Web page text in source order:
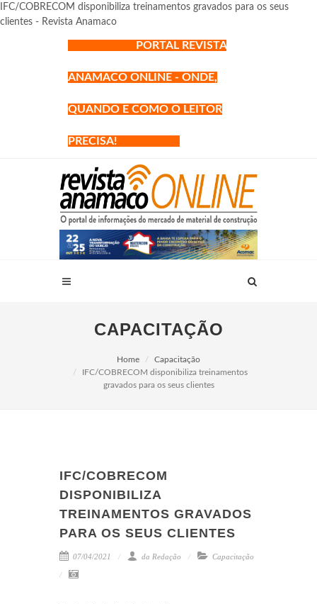
IFC/COBRECOM disponibiliza treinamentos gravados para os seus
clientes - Revista Anamaco
PORTAL REVISTA
ANAMACO ONLINE - ONDE,
QUANDO E COMO O LEITOR
PRECISA!
CAPACITAÇÃO
Home
Capacitação
IFC/COBRECOM disponibiliza treinamentos
gravados para os seus clientes
IFC/COBRECOM
DISPONIBILIZA
TREINAMENTOS GRAVADOS
PARA OS SEUS CLIENTES
07/04/2021 da Redação Capacitação